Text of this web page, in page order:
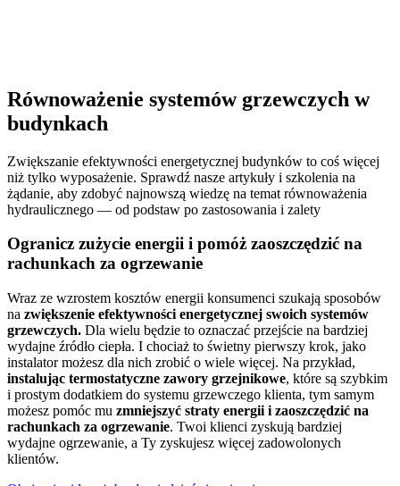
Równoważenie systemów grzewczych w
budynkach
Zwiększanie efektywności energetycznej budynków to coś więcej
niż tylko wyposażenie. Sprawdź nasze artykuły i szkolenia na
żądanie, aby zdobyć najnowszą wiedzę na temat równoważenia
hydraulicznego — od podstaw po zastosowania i zalety
Ogranicz zużycie energii i pomóż zaoszczędzić na
rachunkach za ogrzewanie
Wraz ze wzrostem kosztów energii konsumenci szukają sposobów
na zwiększenie efektywności energetycznej swoich systemów
grzewczych. Dla wielu będzie to oznaczać przejście na bardziej
wydajne źródło ciepła. I chociaż to świetny pierwszy krok, jako
instalator możesz dla nich zrobić o wiele więcej. Na przykład,
instalując termostatyczne zawory grzejnikowe, które są szybkim
i prostym dodatkiem do systemu grzewczego klienta, tym samym
możesz pomóc mu zmniejszyć straty energii i zaoszczędzić na
rachunkach za ogrzewanie. Twoi klienci zyskują bardziej
wydajne ogrzewanie, a Ty zyskujesz więcej zadowolonych
klientów.